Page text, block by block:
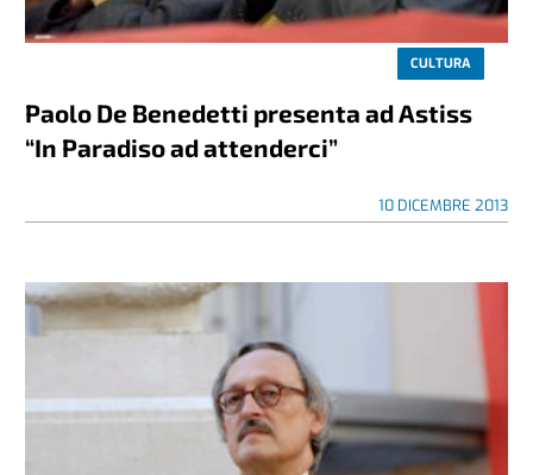
CULTURA
Paolo De Benedetti presenta ad Astiss
“In Paradiso ad attenderci”
10 DICEMBRE 2013